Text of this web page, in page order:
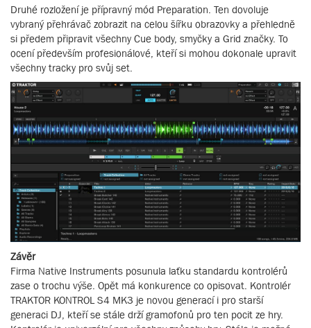
Druhé rozložení je přípravný mód Preparation. Ten dovoluje
vybraný přehrávač zobrazit na celou šířku obrazovky a přehledně
si předem připravit všechny Cue body, smyčky a Grid značky. To
ocení především profesionálové, kteří si mohou dokonale upravit
všechny tracky pro svůj set.
Závěr
Firma Native Instruments posunula laťku standardu kontrolérů
zase o trochu výše. Opět má konkurence co opisovat. Kontrolér
TRAKTOR KONTROL S4 MK3 je novou generací i pro starší
generaci DJ, kteří se stále drží gramofonů pro ten pocit ze hry.